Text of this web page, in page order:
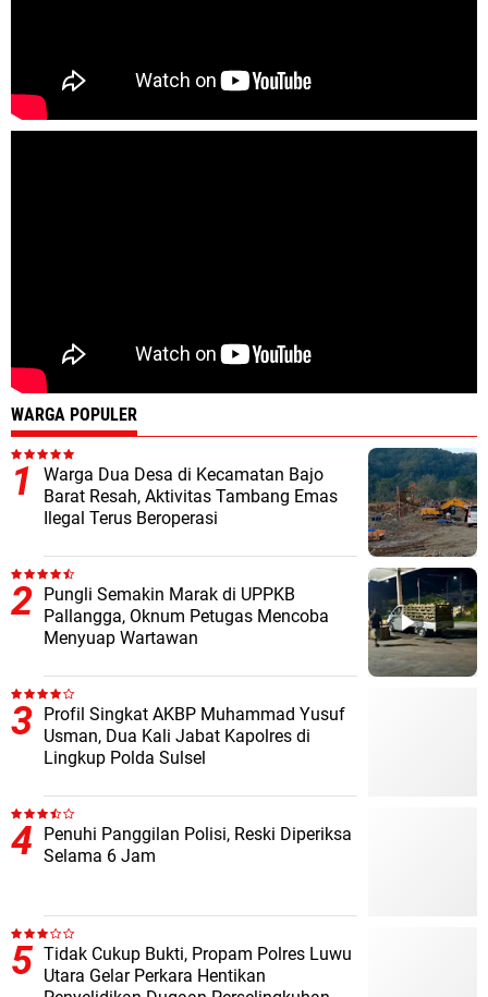
WARGA POPULER
Warga Dua Desa di Kecamatan Bajo
Barat Resah, Aktivitas Tambang Emas
Ilegal Terus Beroperasi
Pungli Semakin Marak di UPPKB
Pallangga, Oknum Petugas Mencoba
Menyuap Wartawan
Profil Singkat AKBP Muhammad Yusuf
Usman, Dua Kali Jabat Kapolres di
Lingkup Polda Sulsel
Penuhi Panggilan Polisi, Reski Diperiksa
Selama 6 Jam
Tidak Cukup Bukti, Propam Polres Luwu
Utara Gelar Perkara Hentikan